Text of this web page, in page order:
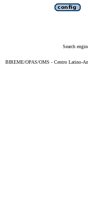
Search
BIREME/OPAS/OMS - Centro Latino-